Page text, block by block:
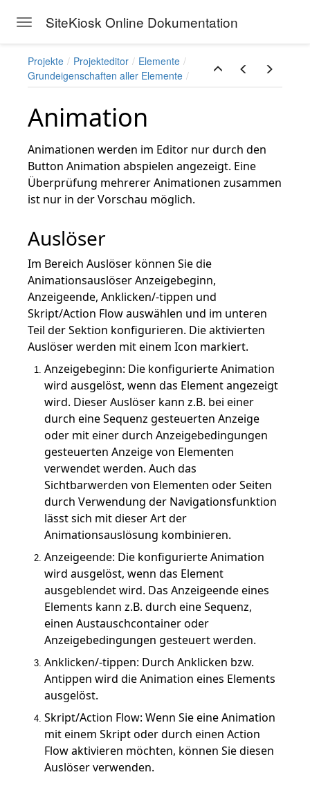
Toggle navigation
SiteKiosk Online Dokumentation
Abstände, Rotation
Rahmen, Schatten)
starten, Sprache setzen, Variable setzen, Webbrowser-
Zeitraum, Monitor
Playlog
Projekte Projekteditor
Elemente
Grundeigenschaften aller Elemente
Animation
Animationen werden im Editor nur durch den
Button Animation abspielen angezeigt. Eine
Überprüfung mehrerer Animationen zusammen
ist nur in der Vorschau möglich.
Auslöser
Im Bereich Auslöser können Sie die
Animationsauslöser Anzeigebeginn,
Anzeigeende, Anklicken/-tippen und
Skript/Action Flow auswählen und im unteren
Teil der Sektion konfigurieren. Die aktivierten
Auslöser werden mit einem Icon markiert.
Anzeigebeginn: Die konfigurierte Animation
wird ausgelöst, wenn das Element angezeigt
wird. Dieser Auslöser kann z.B. bei einer
durch eine Sequenz gesteuerten Anzeige
oder mit einer durch Anzeigebedingungen
gesteuerten Anzeige von Elementen
verwendet werden. Auch das
Sichtbarwerden von Elementen oder Seiten
durch Verwendung der Navigationsfunktion
lässt sich mit dieser Art der
Animationsauslösung kombinieren.
Anzeigeende: Die konfigurierte Animation
wird ausgelöst, wenn das Element
ausgeblendet wird. Das Anzeigeende eines
Elements kann z.B. durch eine Sequenz,
einen Austauschcontainer oder
Anzeigebedingungen gesteuert werden.
Anklicken/-tippen: Durch Anklicken bzw.
Antippen wird die Animation eines Elements
ausgelöst.
Skript/Action Flow: Wenn Sie eine Animation
mit einem Skript oder durch einen Action
Flow aktivieren möchten, können Sie diesen
Auslöser verwenden.